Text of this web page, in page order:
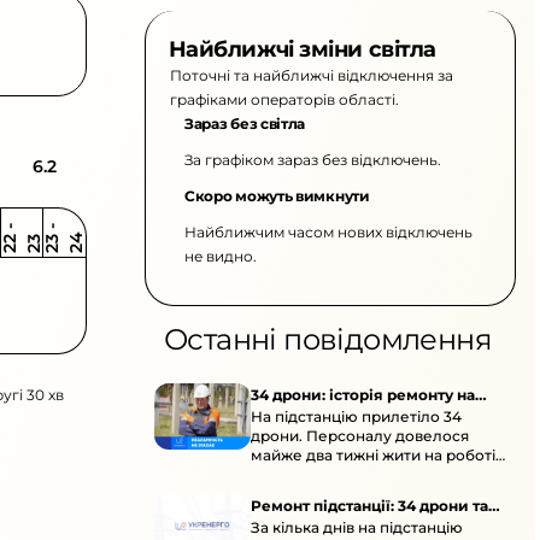
6.2
2 2
-
2 3 2 3
-
2 4
30 хв
Найближчі зміни світла
Поточні та найближчі відключення за
графіками операторів області.
Зараз без світла
За графіком зараз без відключень.
Скоро можуть вимкнути
Найближчим часом нових відключень
не видно.
Останні повідомлення
34 дрони: історія ремонту на
підстанції
На підстанцію прилетіло 34
дрони. Персоналу довелося
майже два тижні жити на роботі
Ремонт підстанції: 34 дрони та
окупація
За кілька днів на підстанцію